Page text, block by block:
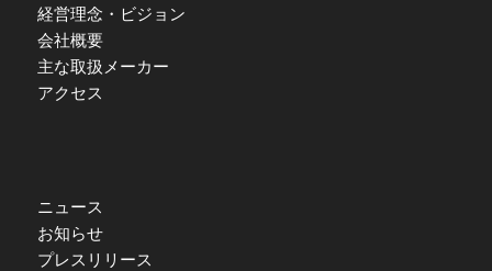
経営理念・ビジョン
会社概要
主な取扱メーカー
アクセス
ニュース
お知らせ
プレスリリース